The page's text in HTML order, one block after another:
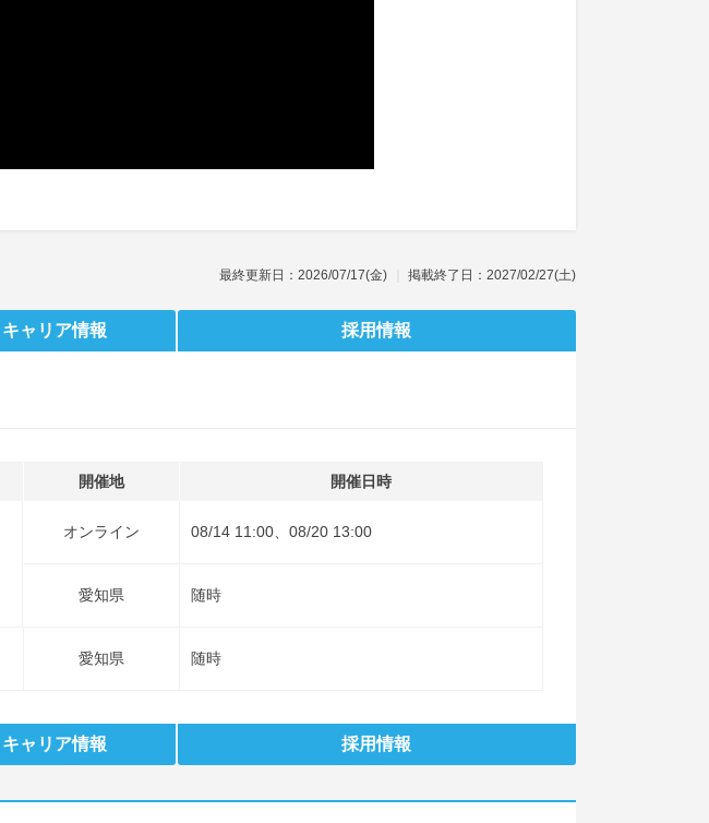
最終更新日：2026/07/17(金) 掲載終了日：2027/02/27(土)
ャリア情報 採用情報
開催地 開催日時
オンライン 08/14 11:00、08/20 13:00
愛知県 随時
愛知県 随時
ャリア情報 採用情報